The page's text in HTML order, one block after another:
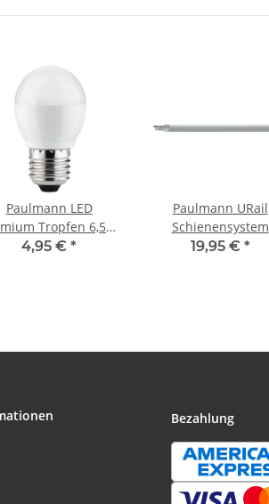
Paulmann LED
Tropfen 6,5W
E27 230V 2700K
4,95 € *
Paulmann URail
Schienensystem
Verbinder Maxiflex
19,95 € *
Bezahlung